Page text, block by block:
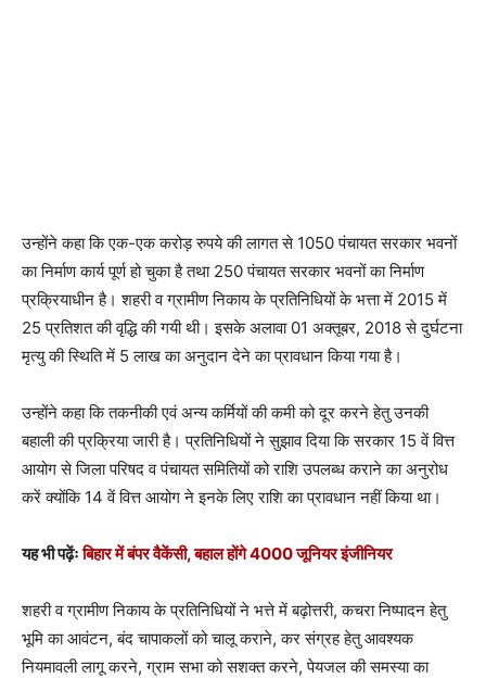
उन्होंने कहा कि एक-एक करोड़ रुपये की लागत से 1050 पंचायत सरकार भवनों
का निर्माण कार्य पूर्ण हो चुका है तथा 250 पंचायत सरकार भवनों का निर्माण
प्रक्रियाधीन है। शहरी व ग्रामीण निकाय के प्रतिनिधियों के भत्ता में 2015 में
25 प्रतिशत की वृद्धि की गयी थी। इसके अलावा 01 अक्तूबर, 2018 से दुर्घटना
मृत्यु की स्थिति में 5 लाख का अनुदान देने का प्रावधान किया गया है।
उन्होंने कहा कि तकनीकी एवं अन्य कर्मियों की कमी को दूर करने हेतु उनकी
बहाली की प्रक्रिया जारी है। प्रतिनिधियों ने सुझाव दिया कि सरकार 15 वें वित्त
आयोग से जिला परिषद व पंचायत समितियों को राशि उपलब्ध कराने का अनुरोध
करें क्योंकि 14 वें वित्त आयोग ने इनके लिए राशि का प्रावधान नहीं किया था।
यह भी पढ़ेंःबिहार में बंपर वैकेंसी, बहाल होंगे 4000 जूनियर इंजीनियर
शहरी व ग्रामीण निकाय के प्रतिनिधियों ने भत्ते में बढ़ोत्तरी, कचरा निष्पादन हेतु
भूमि का आवंटन, बंद चापाकलों को चालू कराने, कर संग्रह हेतु आवश्यक
नियमावली लागू करने, ग्राम सभा को सशक्त करने, पेयजल की समस्या का